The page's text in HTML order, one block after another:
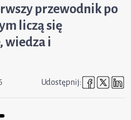
przewodnik po
liczą się
wiedza i
Udostępnij: